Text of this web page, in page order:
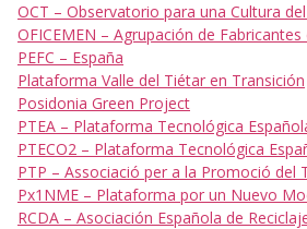
OCT – Observatorio para una Cultura
OFICEMEN – Agrupación de
PEFC – España
Plataforma Valle del Tiétar en Transición
Posidonia Green Project
PTEA – Plataforma Tecnológica
PTECO2 – Plataforma Tecnológica
PTP – Associació per a la Promoció del
Px1NME – Plataforma por un Nuevo
RCDA – Asociación Española de